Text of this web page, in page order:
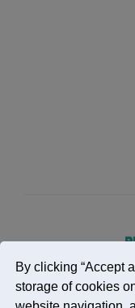
Impressum
By clicking “Accept
storage of cookies